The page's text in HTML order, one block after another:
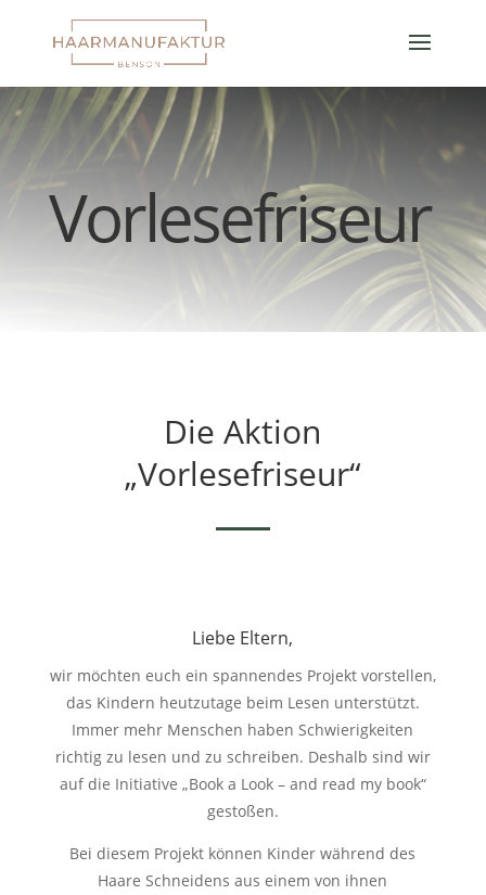
Vorlesefriseur
Die Aktion
„Vorlesefriseur“
Liebe Eltern,
wir möchten euch ein spannendes Projekt vorstellen,
das Kindern heutzutage beim Lesen unterstützt.
Immer mehr Menschen haben Schwierigkeiten
richtig zu lesen und zu schreiben. Deshalb sind wir
auf die Initiative „Book a Look – and read my book“
gestoßen.
Bei diesem Projekt können Kinder während des
Haare Schneidens aus einem von ihnen